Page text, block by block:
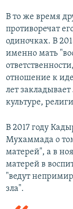
В то же время
противоречат
одиночках. В
именно мать
отношение к
лет
культуре,
В 2017 году
Мухаммада о
матерей", а в
матерей в
"ведут
зла".